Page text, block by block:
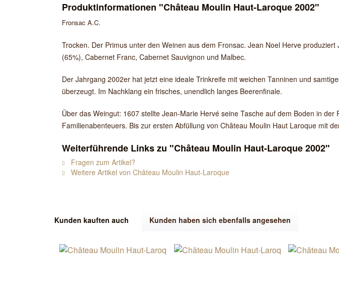
Produktinformationen "Château Moulin Haut-Laroque 2002"
Fronsac A.C.
Trocken. Der Primus unter den Weinen aus dem Fronsac. Jean Noel Herve
(65%), Cabernet Franc, Cabernet Sauvignon und Malbec.
Der Jahrgang 2002er hat jetzt eine ideale Trinkreife mit weichen Tanninen und
überzeugt. Im Nachklang ein frisches, unendlich langes Beerenfinale.
Über das Weingut: 1607 stellte Jean-Marie Hervé seine Tasche auf dem Boden in
Familienabenteuers. Bis zur ersten Abfüllung von Château Moulin Haut Laroque mit
Weiterführende Links zu "Château Moulin Haut-Laroque 2002"
Fragen zum Artikel?
Weitere Artikel von Château Moulin Haut-Laroque
Kunden kauften auch Kunden haben sich ebenfalls angesehen